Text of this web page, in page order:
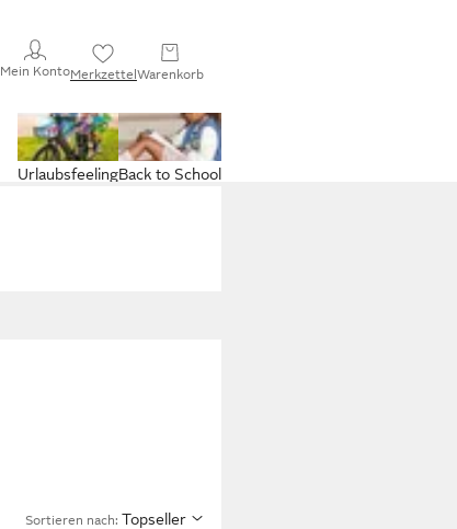
Mein KontoMerkzettelWarenkorb
Back to School
Urlaubsfeeling
Sortieren nach: Topseller